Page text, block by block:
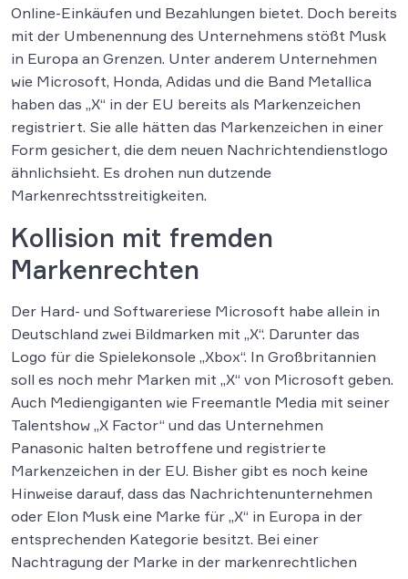
Online-Einkäufen und Bezahlungen bietet. Doch bereits
mit der Umbenennung des Unternehmens stößt Musk
in Europa an Grenzen. Unter anderem Unternehmen
wie Microsoft, Honda, Adidas und die Band Metallica
haben das „X“ in der EU bereits als Markenzeichen
registriert. Sie alle hätten das Markenzeichen in einer
Form gesichert, die dem neuen Nachrichtendienstlogo
ähnlichsieht. Es drohen nun dutzende
Markenrechtsstreitigkeiten.
Kollision mit fremden
Markenrechten
Der Hard- und Softwareriese Microsoft habe allein in
Deutschland zwei Bildmarken mit „X“. Darunter das
Logo für die Spielekonsole „Xbox“. In Großbritannien
soll es noch mehr Marken mit „X“ von Microsoft geben.
Auch Mediengiganten wie Freemantle Media mit seiner
Talentshow „X Factor“ und das Unternehmen
Panasonic halten betroffene und registrierte
Markenzeichen in der EU. Bisher gibt es noch keine
Hinweise darauf, dass das Nachrichtenunternehmen
oder Elon Musk eine Marke für „X“ in Europa in der
entsprechenden Kategorie besitzt. Bei einer
Nachtragung der Marke in der markenrechtlichen